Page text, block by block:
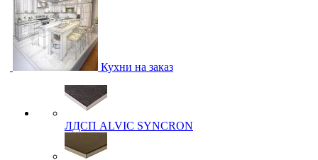
Кухни на заказ
ЛДСП ALVIC SYNCRON